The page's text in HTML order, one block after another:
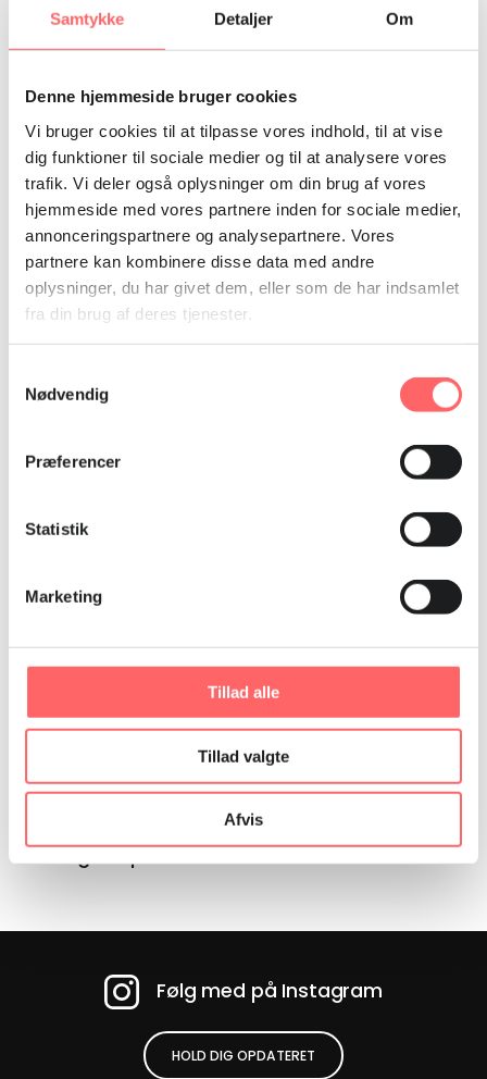
Samtykke Detaljer Om
Denne hjemmeside bruger cookies
Vi bruger cookies til at tilpasse vores indhold, til at vise
dig funktioner til sociale medier og til at analysere vores
trafik. Vi deler også oplysninger om din brug af vores
hjemmeside med vores partnere inden for sociale medier,
annonceringspartnere og analysepartnere. Vores
partnere kan kombinere disse data med andre
oplysninger, du har givet dem, eller som de har indsamlet
fra din brug af deres tjenester.
Nødvendig
Præferencer
Statistik
Marketing
Tillad alle
Tillad valgte
Afvis
Projektet gennemføres i samarbejde
med regionale partnere
Asien, Bangladesh, Filippinerne, Nepal, Pakistan,
Myanmar
International Trade Union Confederation – Asia Pacific
(ITUC-AP)
Andre projekter i Asien
PROJEKT
Uformel økonomi, social sikkerhed og social
dialog i Nepal
Følg med på Instagram
HOLD DIG OPDATERET